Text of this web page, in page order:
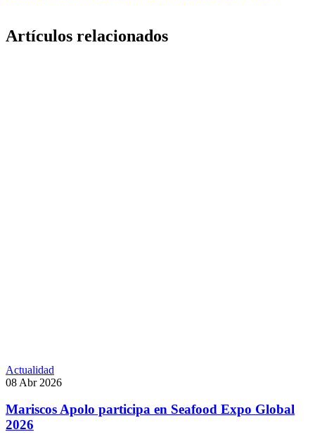
Artículos relacionados
Actualidad
08 Abr 2026
Mariscos Apolo participa en Seafood Expo Global
2026